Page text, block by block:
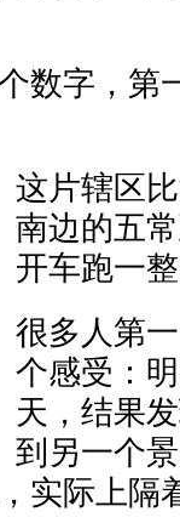
数字，第
这片辖区
南边的五
开车跑一
很多人第
个感受：
天，结果
到另一个
实际上隔